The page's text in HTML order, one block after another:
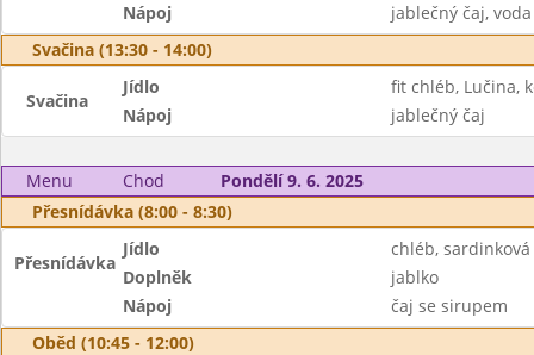
Nápoj
jablečný čaj, voda
Svačina (13:30 - 14:00)
Svačina
Jídlo
fit chléb, Lučina,
Nápoj
jablečný čaj
Menu Chod
Pondělí 9. 6. 2025
Přesnídávka (8:00 - 8:30)
Přesnídávka
Jídlo
chléb,
Doplněk
jablko
Nápoj
čaj se sirupem
Oběd (10:45 - 12:00)